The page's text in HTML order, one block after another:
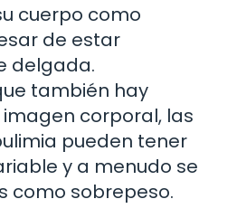
cuerpo como
de estar
delgada.
también hay
corporal, las
pueden tener
y a menudo se
como sobrepeso.